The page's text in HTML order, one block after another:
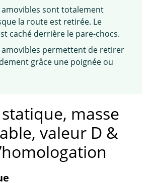
amovibles sont totalement
la route est retirée. Le
caché derrière le pare-chocs.
amovibles permettent de retirer
grâce une poignée ou
masse
valeur D &